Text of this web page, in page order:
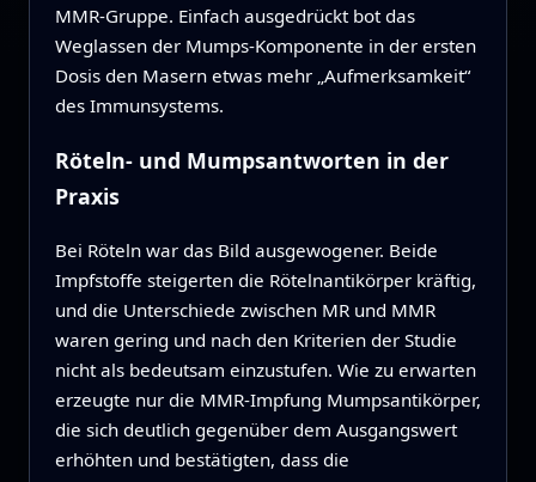
MMR‑Gruppe. Einfach ausgedrückt bot das
Weglassen der Mumps‑Komponente in der ersten
Dosis den Masern etwas mehr „Aufmerksamkeit“
des Immunsystems.
Röteln‑ und Mumpsantworten in der
Praxis
Bei Röteln war das Bild ausgewogener. Beide
Impfstoffe steigerten die Rötelnantikörper kräftig,
und die Unterschiede zwischen MR und MMR
waren gering und nach den Kriterien der Studie
nicht als bedeutsam einzustufen. Wie zu erwarten
erzeugte nur die MMR‑Impfung Mumpsantikörper,
die sich deutlich gegenüber dem Ausgangswert
erhöhten und bestätigten, dass die